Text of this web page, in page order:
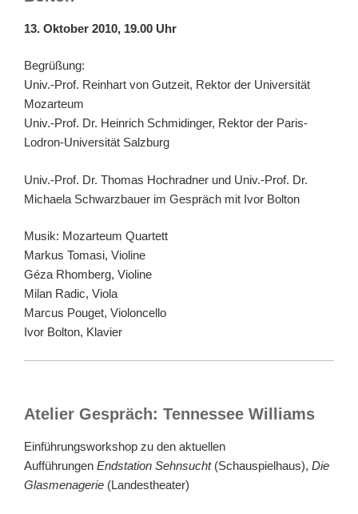
13. Oktober 2010, 19.00 Uhr
Begrüßung:
Univ.-Prof. Reinhart von Gutzeit, Rektor der Universität
Mozarteum
Univ.-Prof. Dr. Heinrich Schmidinger, Rektor der Paris-
Lodron-Universität Salzburg
Univ.-Prof. Dr. Thomas Hochradner und Univ.-Prof. Dr.
Michaela Schwarzbauer im Gespräch mit Ivor Bolton
Musik: Mozarteum Quartett
Markus Tomasi, Violine
Géza Rhomberg, Violine
Milan Radic, Viola
Marcus Pouget, Violoncello
Ivor Bolton, Klavier
Atelier Gespräch: Tennessee Williams
Einführungsworkshop zu den aktuellen
Aufführungen Endstation Sehnsucht (Schauspielhaus), Die
Glasmenagerie (Landestheater)